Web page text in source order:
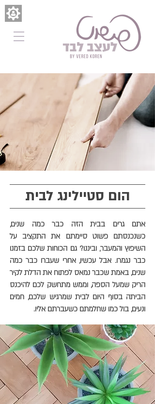
הום סטיילינג לבית
אתם גרים בבית הזה כבר כמה שנים,
כשנכנסתם פשוט סיימתם את התקציב על
השיפוץ והמעבר, וביננו? גם הכוחות שלכם בזמנו
כבר נגמרו. אבל עכשיו, אחרי שעברו כבר כמה
שנים, באמת שכבר נמאס לפתוח את הדלת לקיר
הריק שמעל הספה, וממש מתחשק לכם להיכנס
הביתה בסוף היום לבית שמרגיש שלכם, חמים
ונעים, בול כמו שחלמתם כשעברתם אליו.